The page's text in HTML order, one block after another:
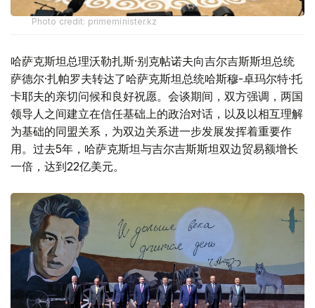
Photo credit: primeminister.kz
哈萨克斯坦总理沃勒扎斯·别克帖诺夫向吉尔吉斯斯坦总统
萨德尔·扎帕罗夫转达了哈萨克斯坦总统哈斯穆-卓玛尔特·托
卡耶夫的亲切问候和良好祝愿。会谈期间，双方强调，两国
领导人之间建立在信任基础上的政治对话，以及以相互理解
为基础的同盟关系，为双边关系进一步发展发挥着重要作
用。过去5年，哈萨克斯坦与吉尔吉斯斯坦双边贸易额增长
一倍，达到22亿美元。